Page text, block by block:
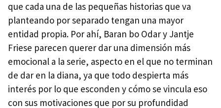
que cada una de las pequeñas historias que va
planteando por separado tengan una mayor
entidad propia. Por ahí, Baran bo Odar y Jantje
Friese parecen querer dar una dimensión más
emocional a la serie, aspecto en el que no terminan
de dar en la diana, ya que todo despierta más
interés por lo que esconden y cómo se vincula eso
con sus motivaciones que por su profundidad